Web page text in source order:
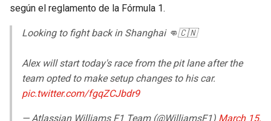
según el reglamento de la Fórmula 1.
Looking to fight back in Shanghai 👊🇨🇳
Alex will start today's race from the pit lane after the
team opted to make setup changes to his car.
pic.twitter.com/fgqZCJbdr9
— Atlassian Williams F1 Team (@WilliamsF1) March 15,